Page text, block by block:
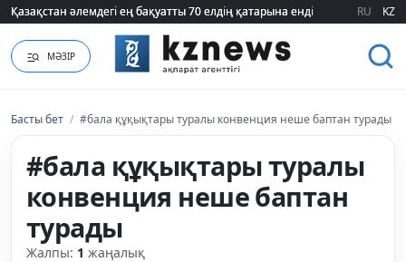
Қазақстан әлемдегі ең бақуатты 70 елдің қатарына енді
Қазақстан әлемдегі ең бақуатты 70 елдің қатарына енді RU KZ
МӘЗІР
Басты бет / #бала құқықтары туралы конвенция неше баптан турады
#бала құқықтары туралы
конвенция неше баптан
турады
Жалпы: 1 жаңалық